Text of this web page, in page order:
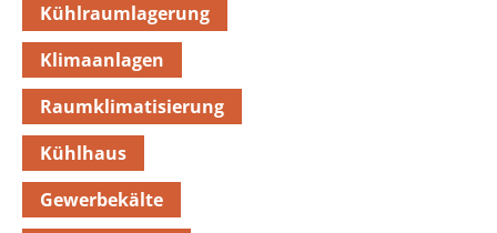
Kühlraumlagerung
Klimaanlagen
Raumklimatisierung
Kühlhaus
Gewerbekälte